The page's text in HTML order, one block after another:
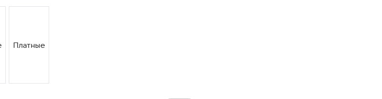
Платные